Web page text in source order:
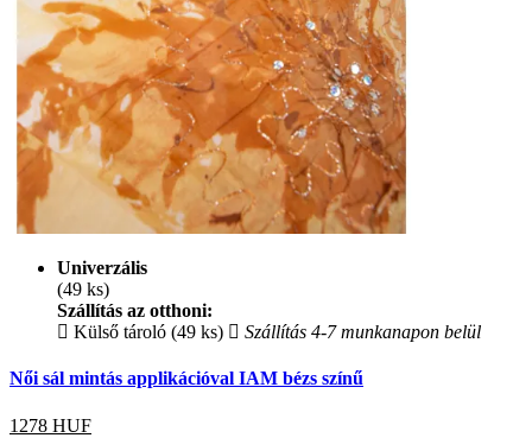
Univerzális
(49 ks)
Szállítás az otthoni:
Külső tároló (49 ks)
Szállítás 4-7 munkanapon belül
Női sál mintás applikációval IAM bézs színű
1278 HUF